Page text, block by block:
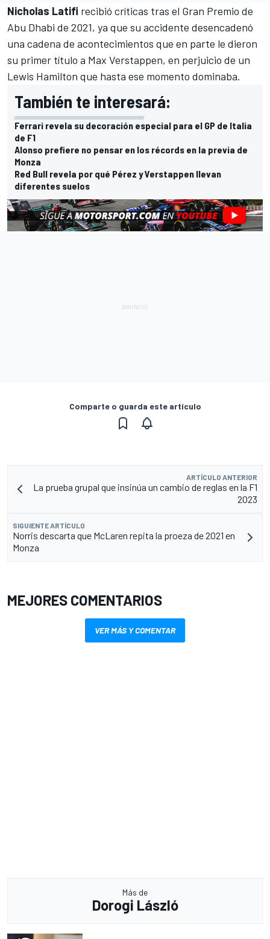
Nicholas Latifi recibió críticas tras el Gran Premio de
Abu Dhabi de 2021, ya que su accidente desencadenó
una cadena de acontecimientos que en parte le dieron
su primer título a Max Verstappen, en perjuicio de un
Lewis Hamilton que hasta ese momento dominaba.
También te interesará:
Ferrari revela su decoración especial para el GP de Italia
de F1
Alonso prefiere no pensar en los récords en la previa de
Monza
Red Bull revela por qué Pérez y Verstappen llevan
diferentes suelos
Comparte o guarda este artículo
ARTÍCULO ANTERIOR
La prueba grupal que insinúa un cambio de reglas en la F1
2023
SIGUIENTE ARTÍCULO
Norris descarta que McLaren repita la proeza de 2021 en
Monza
MEJORES COMENTARIOS
VER MÁS Y COMENTAR
Más de
Dorogi László